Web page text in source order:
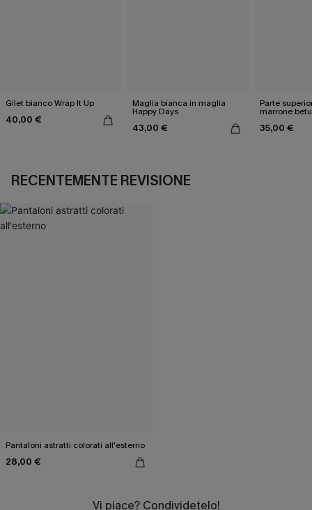
Gilet bianco Wrap It Up
40,00 €
Maglia bianca in maglia
Happy Days
43,00 €
Parte
marrone
35,00 €
RECENTEMENTE REVISIONE
Pantaloni astratti colorati all'esterno
28,00 €
Vi piace? Condividetelo!